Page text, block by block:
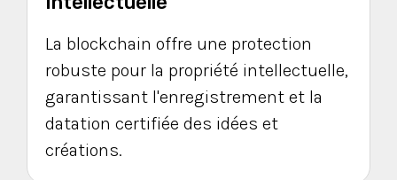
La blockchain offre une protection
robuste pour la propriété intellectuelle,
garantissant l'enregistrement et la
datation certifiée des idées et
créations.